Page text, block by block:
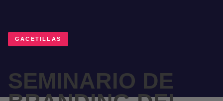
Mendoza Malbec Bodegas
GACETILLAS
SEMINARIO DE